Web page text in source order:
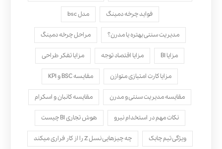
فواید چرخه دمینگ مدل bsc
مدیریت سنتی بهتره یا مدرن؟ مراحل چرخه دمینگ
مزایا BI مزایا اقتصاد توجه مزایا تفکر طراحی
مزایا کارت امتیازی متوازن مقایسه BSC و KPI
مقایسه مدیریت سنتی و مدرن مقایسه کانبان و اسکرام
نکات مهم در استخدام نیرو هوش تجاری BI چیست
ویژگی تیم چابک چه چیزهایی نسل Z را از کار فراری میکند